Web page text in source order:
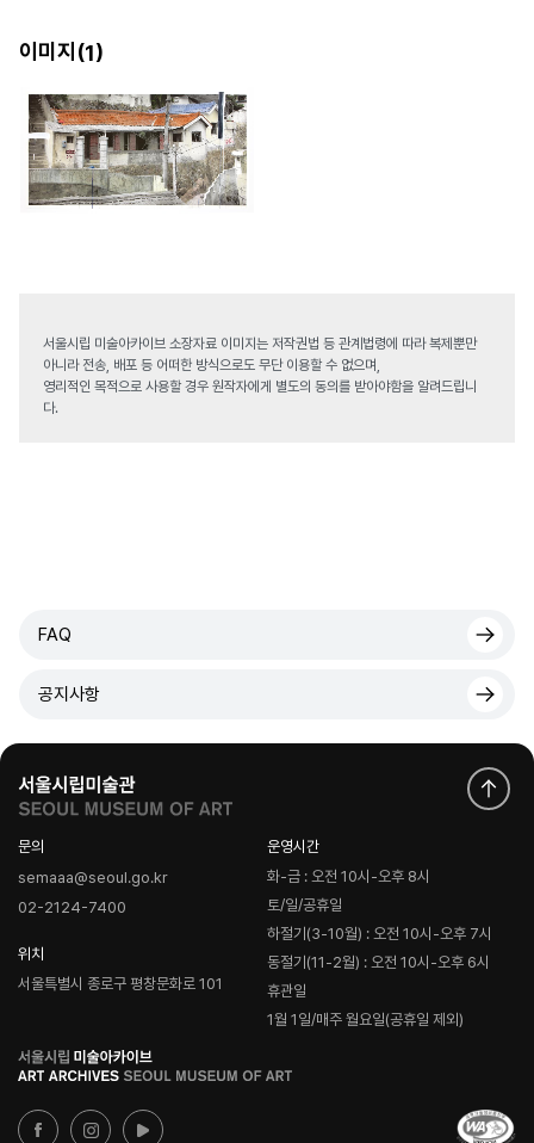
이미지(1)
서울시립 미술아카이브 소장자료 이미지는 저작권법 등 관계법령에 따라 복제뿐만
아니라 전송, 배포 등 어떠한 방식으로도 무단 이용할 수 없으며,
영리적인 목적으로 사용할 경우 원작자에게 별도의 동의를 받아야함을 알려드립니
다.
FAQ
공지사항
문의
semaaa@seoul.go.kr
02-2124-7400
위치
서울특별시 종로구 평창문화로 101
운영시간
화-금 : 오전 10시-오후 8시
토/일/공휴일
하절기(3-10월) : 오전 10시-오후 7시
동절기(11-2월) : 오전 10시-오후 6시
휴관일
1월 1일/매주 월요일(공휴일 제외)
로
고